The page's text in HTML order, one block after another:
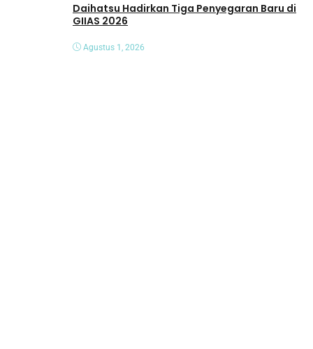
Daihatsu Hadirkan Tiga Penyegaran Baru di
GIIAS 2026
Agustus 1, 2026